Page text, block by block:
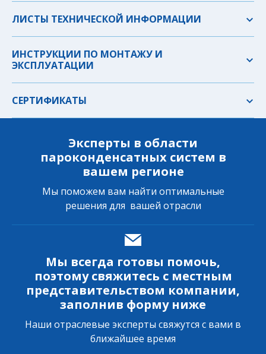
ЛИСТЫ ТЕХНИЧЕСКОЙ ИНФОРМАЦИИ
ИНСТРУКЦИИ ПО МОНТАЖУ И
ЭКСПЛУАТАЦИИ
СЕРТИФИКАТЫ
Эксперты в области
пароконденсатных систем в
вашем регионе
Мы поможем вам найти оптимальные
решения для вашей отрасли
Мы всегда готовы помочь,
поэтому свяжитесь с местным
представительством компании,
заполнив форму ниже
Наши отраслевые эксперты свяжутся с вами в
ближайшее время